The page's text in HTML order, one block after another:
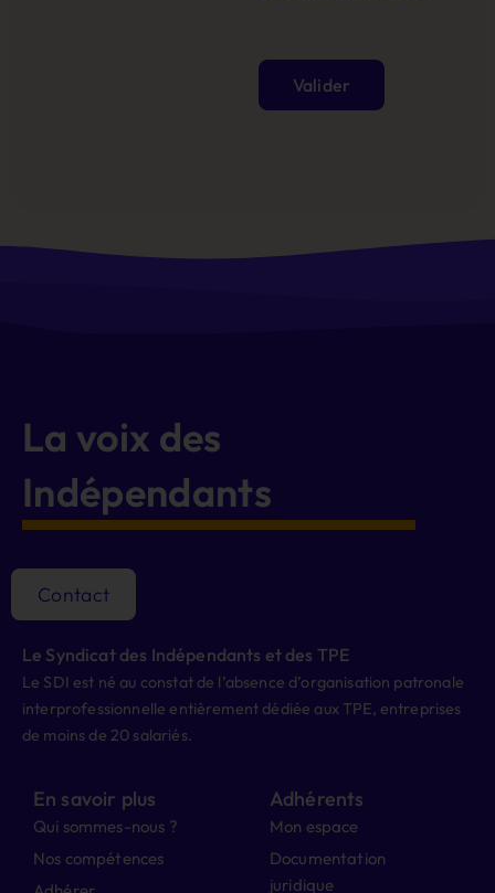
Valider
La voix des
Indépendants
Contact
Le Syndicat des Indépendants et des TPE
Le SDI est né au constat de l’absence d’organisation patronale
interprofessionnelle entièrement dédiée aux TPE, entreprises
de moins de 20 salariés.
En savoir plus
Qui sommes-nous ?
Nos compétences
Adhérents
Mon espace
Documentation
juridique